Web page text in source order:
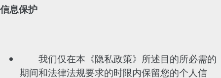
信息保护
我们仅在本《隐私政策》所述目的所必需的
期间和法律法规要求的时限内保留您的个人信